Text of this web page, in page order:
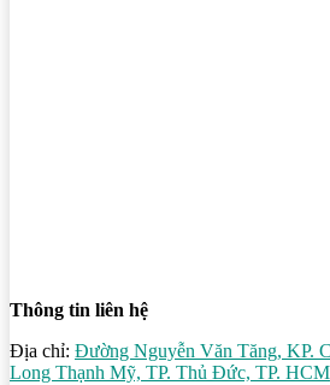
Thông tin liên hệ
Địa chỉ: Đường Nguyễn Văn Tăng, KP.
Long Thạnh Mỹ, TP. Thủ Đức, TP. HCM